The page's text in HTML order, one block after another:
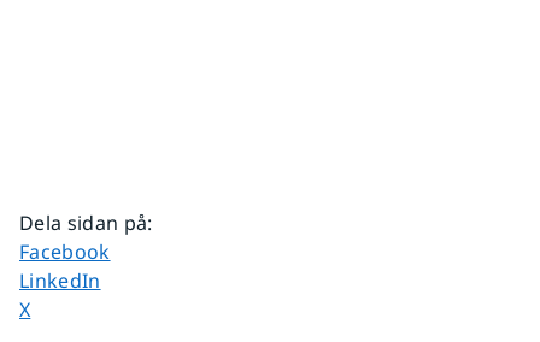
Dela sidan på:
Dela sidan på
Facebook
Dela sidan på
LinkedIn
Dela sidan på
X